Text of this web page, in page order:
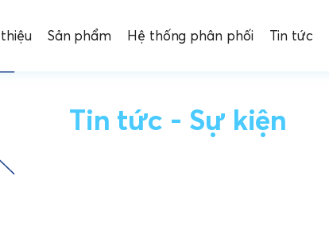
Sản phẩm Hệ thống phân phối Tin tức
Tin tức - Sự kiện